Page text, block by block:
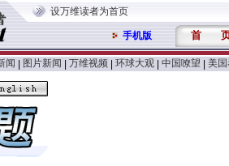
设万维读者为首页
手机版 首
闻 图片新闻 万维视频 环球大观 中国嘹望 美国